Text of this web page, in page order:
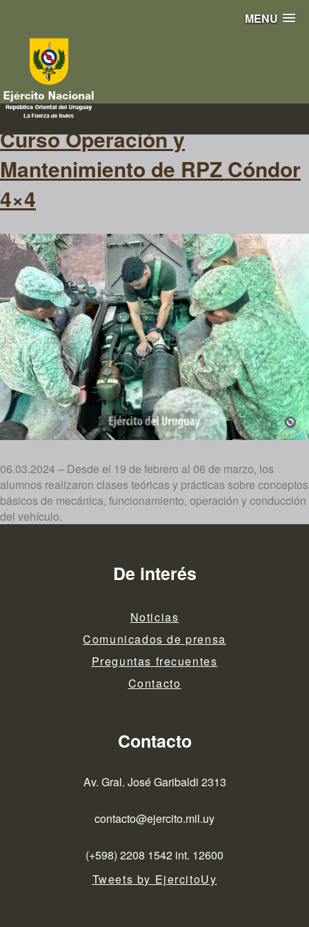
MENU
4×4
Curso Operación y
Mantenimiento de RPZ Cóndor
4×4
06.03.2024 – Desde el 19 de febrero al 06 de marzo, los
alumnos realizaron clases teóricas y prácticas sobre conceptos
básicos de mecánica, funcionamiento, operación y conducción
del vehículo.
De interés
Noticias
Comunicados de prensa
Preguntas frecuentes
Contacto
Contacto
Av. Gral. José Garibaldi 2313
contacto@ejercito.mil.uy
(+598) 2208 1542 int. 12600
Tweets by EjercitoUy